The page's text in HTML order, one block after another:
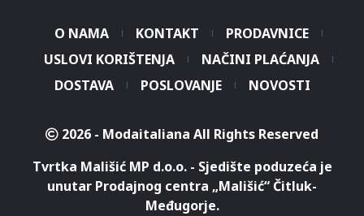
O NAMA KONTAKT
PRODAVNICE
USLOVI KORIŠTENJA
NAČINI PLAĆANJA
DOSTAVA
POSLOVANJE NOVOSTI
2026 - Modaitaliana All Rights Reserved
Tvrtka Mališić MP d.o.o. - Sjedište poduzeća je
unutar Prodajnog centra „Mališić“ Čitluk-
Međugorje.